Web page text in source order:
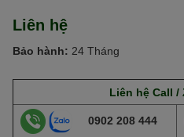
Liên hệ
Bảo hành: 24 Tháng
Liên hệ Call /
0902 208 444